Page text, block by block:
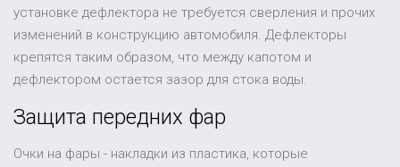
установке дефлектора не требуется сверления и прочих
изменений в конструкцию автомобиля. Дефлекторы
крепятся таким образом, что между капотом и
дефлектором остается зазор для стока воды.
Защита передних фар
Очки на фары - накладки из пластика, которые